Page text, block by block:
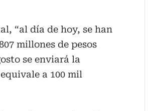
“al día de hoy, se han
millones de pesos
se enviará la
a 100 mil